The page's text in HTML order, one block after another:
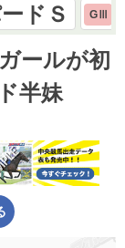
ドＳ GⅢ
ールが初
半妹